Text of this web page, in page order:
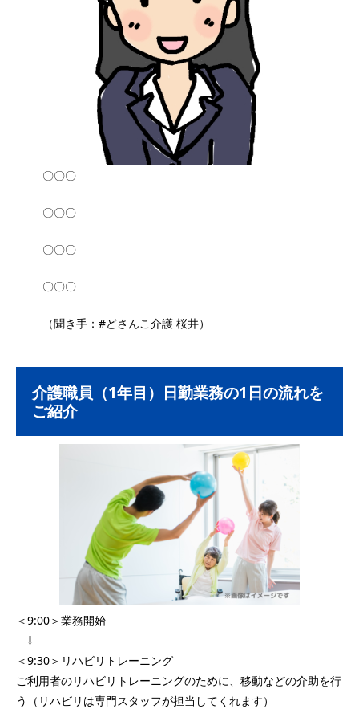
〇〇〇
〇〇〇
〇〇〇
〇〇〇
（聞き手：#どさんこ介護 桜井）
介護職員（1年目）日勤業務の1日の流れを
ご紹介
＜9:00＞業務開始
⇩
＜9:30＞リハビリトレーニング
ご利用者のリハビリトレーニングのために、移動などの介助を行
う（リハビリは専門スタッフが担当してくれます）